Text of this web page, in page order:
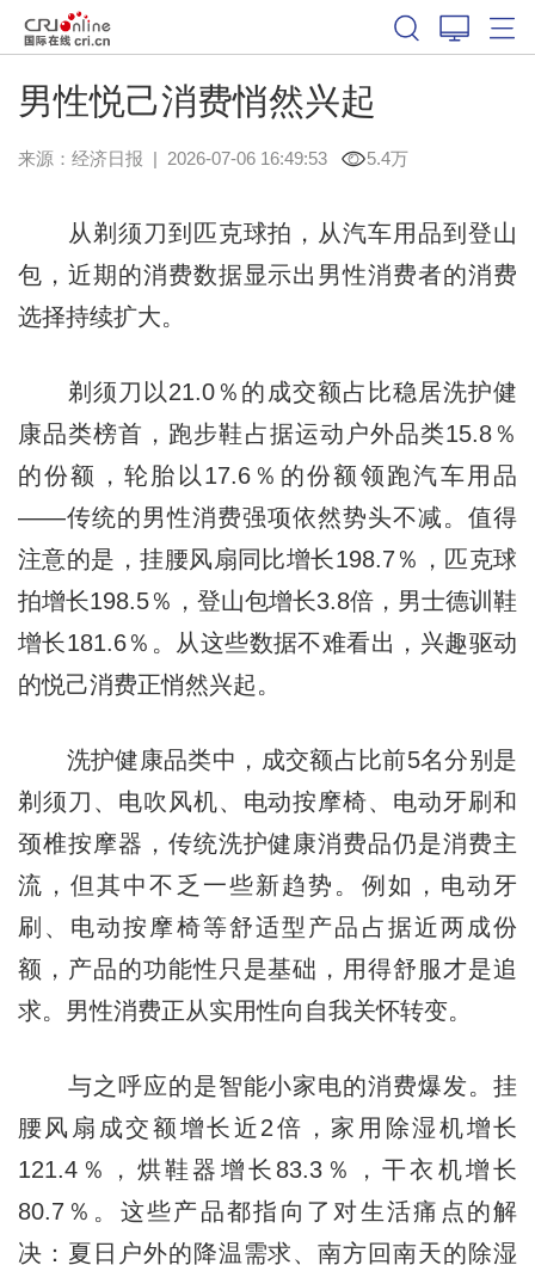
男性悦己消费悄然兴起
来源： 经济日报 | 2026-07-06 16:49:53 5.4万
从剃须刀到匹克球拍，从汽车用品到登山
包，近期的消费数据显示出男性消费者的消费
选择持续扩大。
剃须刀以21.0％的成交额占比稳居洗护健
康品类榜首，跑步鞋占据运动户外品类15.8％
的份额，轮胎以17.6％的份额领跑汽车用品
——传统的男性消费强项依然势头不减。值得
注意的是，挂腰风扇同比增长198.7％，匹克球
拍增长198.5％，登山包增长3.8倍，男士德训鞋
增长181.6％。从这些数据不难看出，兴趣驱动
的悦己消费正悄然兴起。
洗护健康品类中，成交额占比前5名分别是
剃须刀、电吹风机、电动按摩椅、电动牙刷和
颈椎按摩器，传统洗护健康消费品仍是消费主
流，但其中不乏一些新趋势。例如，电动牙
刷、电动按摩椅等舒适型产品占据近两成份
额，产品的功能性只是基础，用得舒服才是追
求。男性消费正从实用性向自我关怀转变。
与之呼应的是智能小家电的消费爆发。挂
腰风扇成交额增长近2倍，家用除湿机增长
121.4％，烘鞋器增长83.3％，干衣机增长
80.7％。这些产品都指向了对生活痛点的解
决：夏日户外的降温需求、南方回南天的除湿